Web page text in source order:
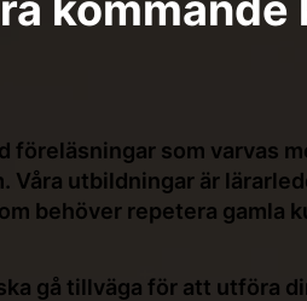
föreläsningar som varvas
Våra utbildningar är
behöver repetera gamla
gå tillväga för att utföra